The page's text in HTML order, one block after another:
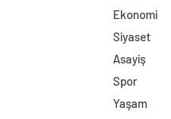
Ekonomi
Siyaset
Asayiş
Spor
Yaşam